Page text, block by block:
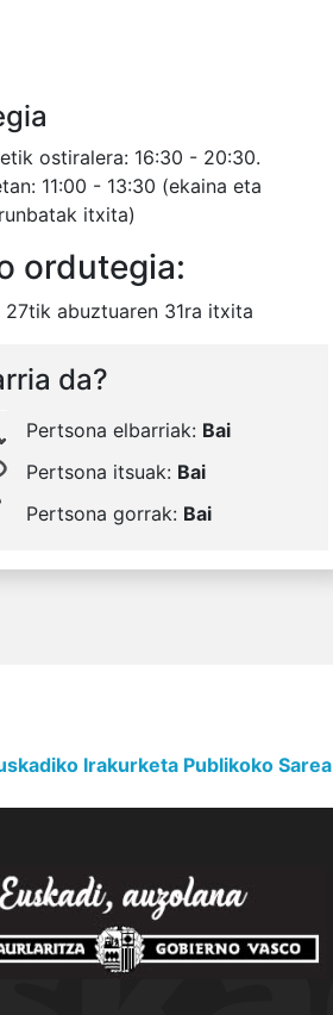
ostiralera: 16:30 - 20:30.
11:00 - 13:30 (ekaina eta
itxita)
ordutegia:
27tik abuztuaren 31ra itxita
da?
Pertsona elbarriak: Bai
Pertsona itsuak: Bai
Pertsona gorrak: Bai
Irakurketa Publikoko Sarea